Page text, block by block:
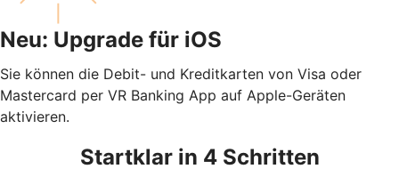
Neu: Upgrade für iOS
Sie können die Debit- und Kreditkarten von Visa oder
Mastercard per VR Banking App auf Apple-Geräten
aktivieren.
Startklar in 4 Schritten